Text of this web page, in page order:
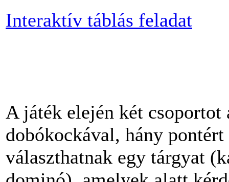
Interaktív táblás feladat
A játék elején két
dobókockával, hány
választhatnak egy tárgyat